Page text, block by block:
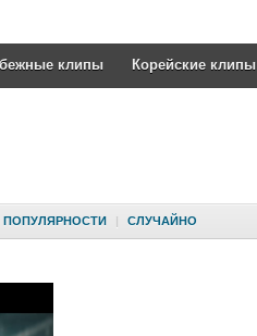
клипы Корейские клипы
ПОПУЛЯРНОСТИ | СЛУЧАЙНО